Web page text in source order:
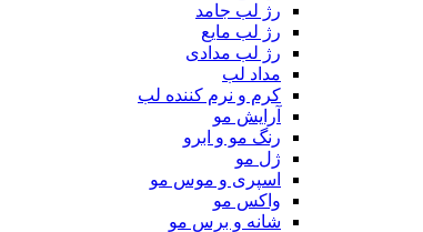
رژ لب جامد
رژ لب مایع
رژ لب مدادی
مداد لب
کرم و نرم کننده لب
آرایش مو
رنگ مو و ابرو
ژل مو
اسپری و موس مو
واکس مو
شانه و برس مو